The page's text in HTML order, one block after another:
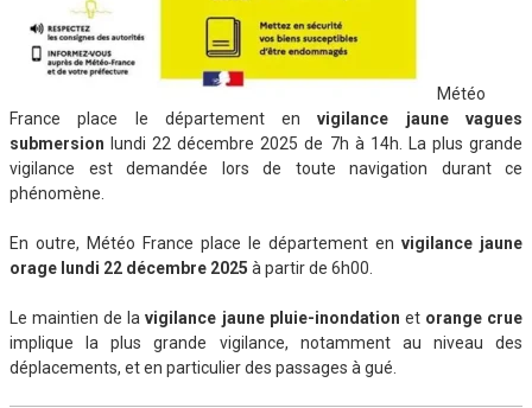
Météo
France place le département envigilance jaune vagues
submersion lundi 22 décembre 2025 de 7h à 14h. La plus grande
vigilance est demandée lors de toute navigation durant ce
phénomène.
En outre, Météo France place le département en vigilance jaune
orage lundi 22 décembre 2025 à partir de 6h00.
Le maintien de lavigilance jaune pluie-inondation et orange crue
implique la plus grande vigilance, notamment au niveau des
déplacements, et en particulier des passages à gué.